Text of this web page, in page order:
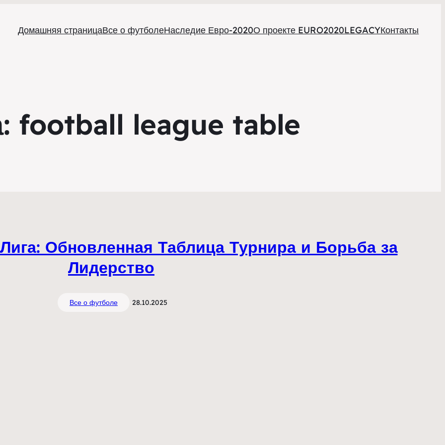
Домашняя страницаВсе о футболеНаследие Евро-2020О проекте EURO2020LEGACYКонтакты
football league table
Обновленная Таблица Турнира и Борьба за
Лидерство
Все о футболе 28.10.2025